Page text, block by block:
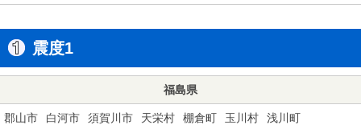
震度1
福島県
郡山市 白河市 須賀川市 天栄村 棚倉町 玉川村
浅川町